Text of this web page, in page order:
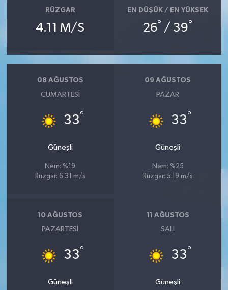
RÜZGAR
4.11 M/S
EN DÜŞÜK / EN YÜKSEK
26° / 39°
08 AĞUSTOS
CUMARTESI
33°
Güneşli
Nem: %19
Rüzgar: 6.31 m/s
09 AĞUSTOS
PAZAR
33°
Güneşli
Nem: %25
Rüzgar: 5.19 m/s
10 AĞUSTOS
PAZARTESI
33°
Güneşli
11 AĞUSTOS
SALI
33°
Güneşli